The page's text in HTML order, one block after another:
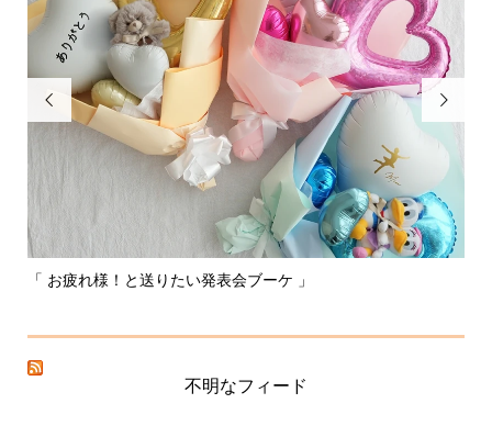

「 お疲れ様！と送りたい発表会ブーケ 」

不明なフィード